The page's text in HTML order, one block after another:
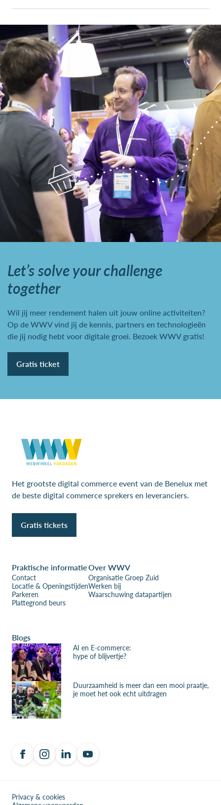
Let’s solve your challenge
together
Wil jij meer rendement halen uit jouw online activiteiten?
Op de WWV vind jij de kennis, partners en technologieën
die jij nodig hebt voor digitale groei. Bezoek WWV gratis!
Gratis ticket
Het grootste digital commerce event van de Benelux met
de beste digital commerce sprekers en leveranciers.
Gratis tickets
Praktische informatie
Contact
Locatie & Openingstijden
Parkeren
Plattegrond beurs
Over WWV
Organisatie Groep Zuid
Werken bij
Waarschuwing datapartijen
Blogs
AI en E-commerce:
hype of blijvertje?
Duurzaamheid is meer dan een mooi praatje,
je moet het ook echt uitdragen
Privacy & cookies